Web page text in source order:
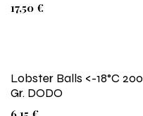
17,50 €
Lobster Balls <-18°C 200
Gr. DODO